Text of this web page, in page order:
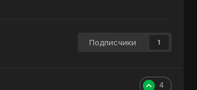
Подписчики 1
4